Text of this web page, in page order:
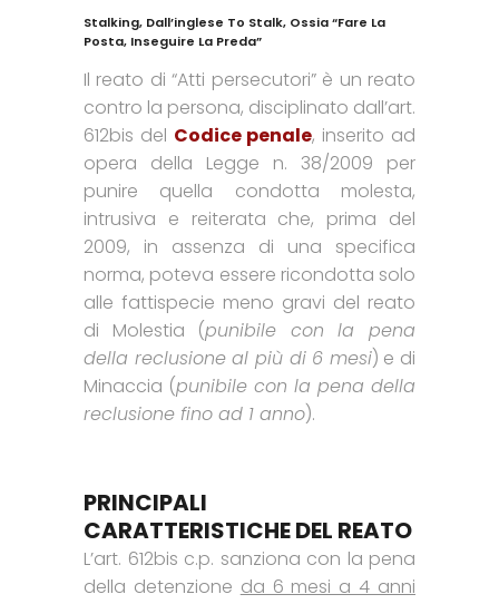
Stalking, Dall’inglese To Stalk, Ossia “fare La
Posta, Inseguire La Preda”
Il reato di “Atti persecutori” è un reato
contro la persona, disciplinato dall’art.
612bis del Codice penale, inserito ad
opera della Legge n. 38/2009 per
punire quella condotta molesta,
intrusiva e reiterata che, prima del
2009, in assenza di una specifica
norma, poteva essere ricondotta solo
alle fattispecie meno gravi del reato
di Molestia (punibile con la pena
della reclusione al più di 6 mesi) e di
Minaccia (punibile con la pena della
reclusione fino ad 1 anno).
PRINCIPALI
CARATTERISTICHE DEL REATO
L’art. 612bis c.p. sanziona con la pena
della detenzione da 6 mesi a 4 anni